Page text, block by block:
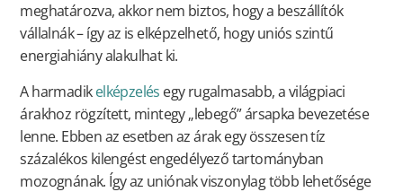
meghatározva, akkor nem biztos, hogy a beszállítók
vállalnák – így az is elképzelhető, hogy uniós szintű
energiahiány alakulhat ki.
A harmadikelképzelés egy rugalmasabb, a világpiaci
árakhoz rögzített, mintegy „lebegő” ársapka bevezetése
lenne. Ebben az esetben az árak egy összesen tíz
százalékos kilengést engedélyező tartományban
mozognának. Így az uniónak viszonylag több lehetősége